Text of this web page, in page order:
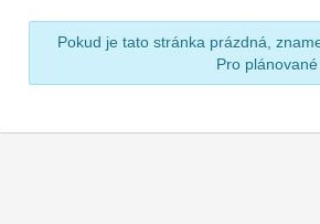
Pokud je tato stránka prázdná,
Pro